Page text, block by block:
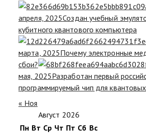
апреля, 2025Создан учебный
кубитного квантового компьютера
марта, 2025Почему электронные
сбои?
мая, 2025Разработан первый
программируемый чип для
« Ноя
Август 2026
Пн Вт Ср Чт Пт Сб Вс